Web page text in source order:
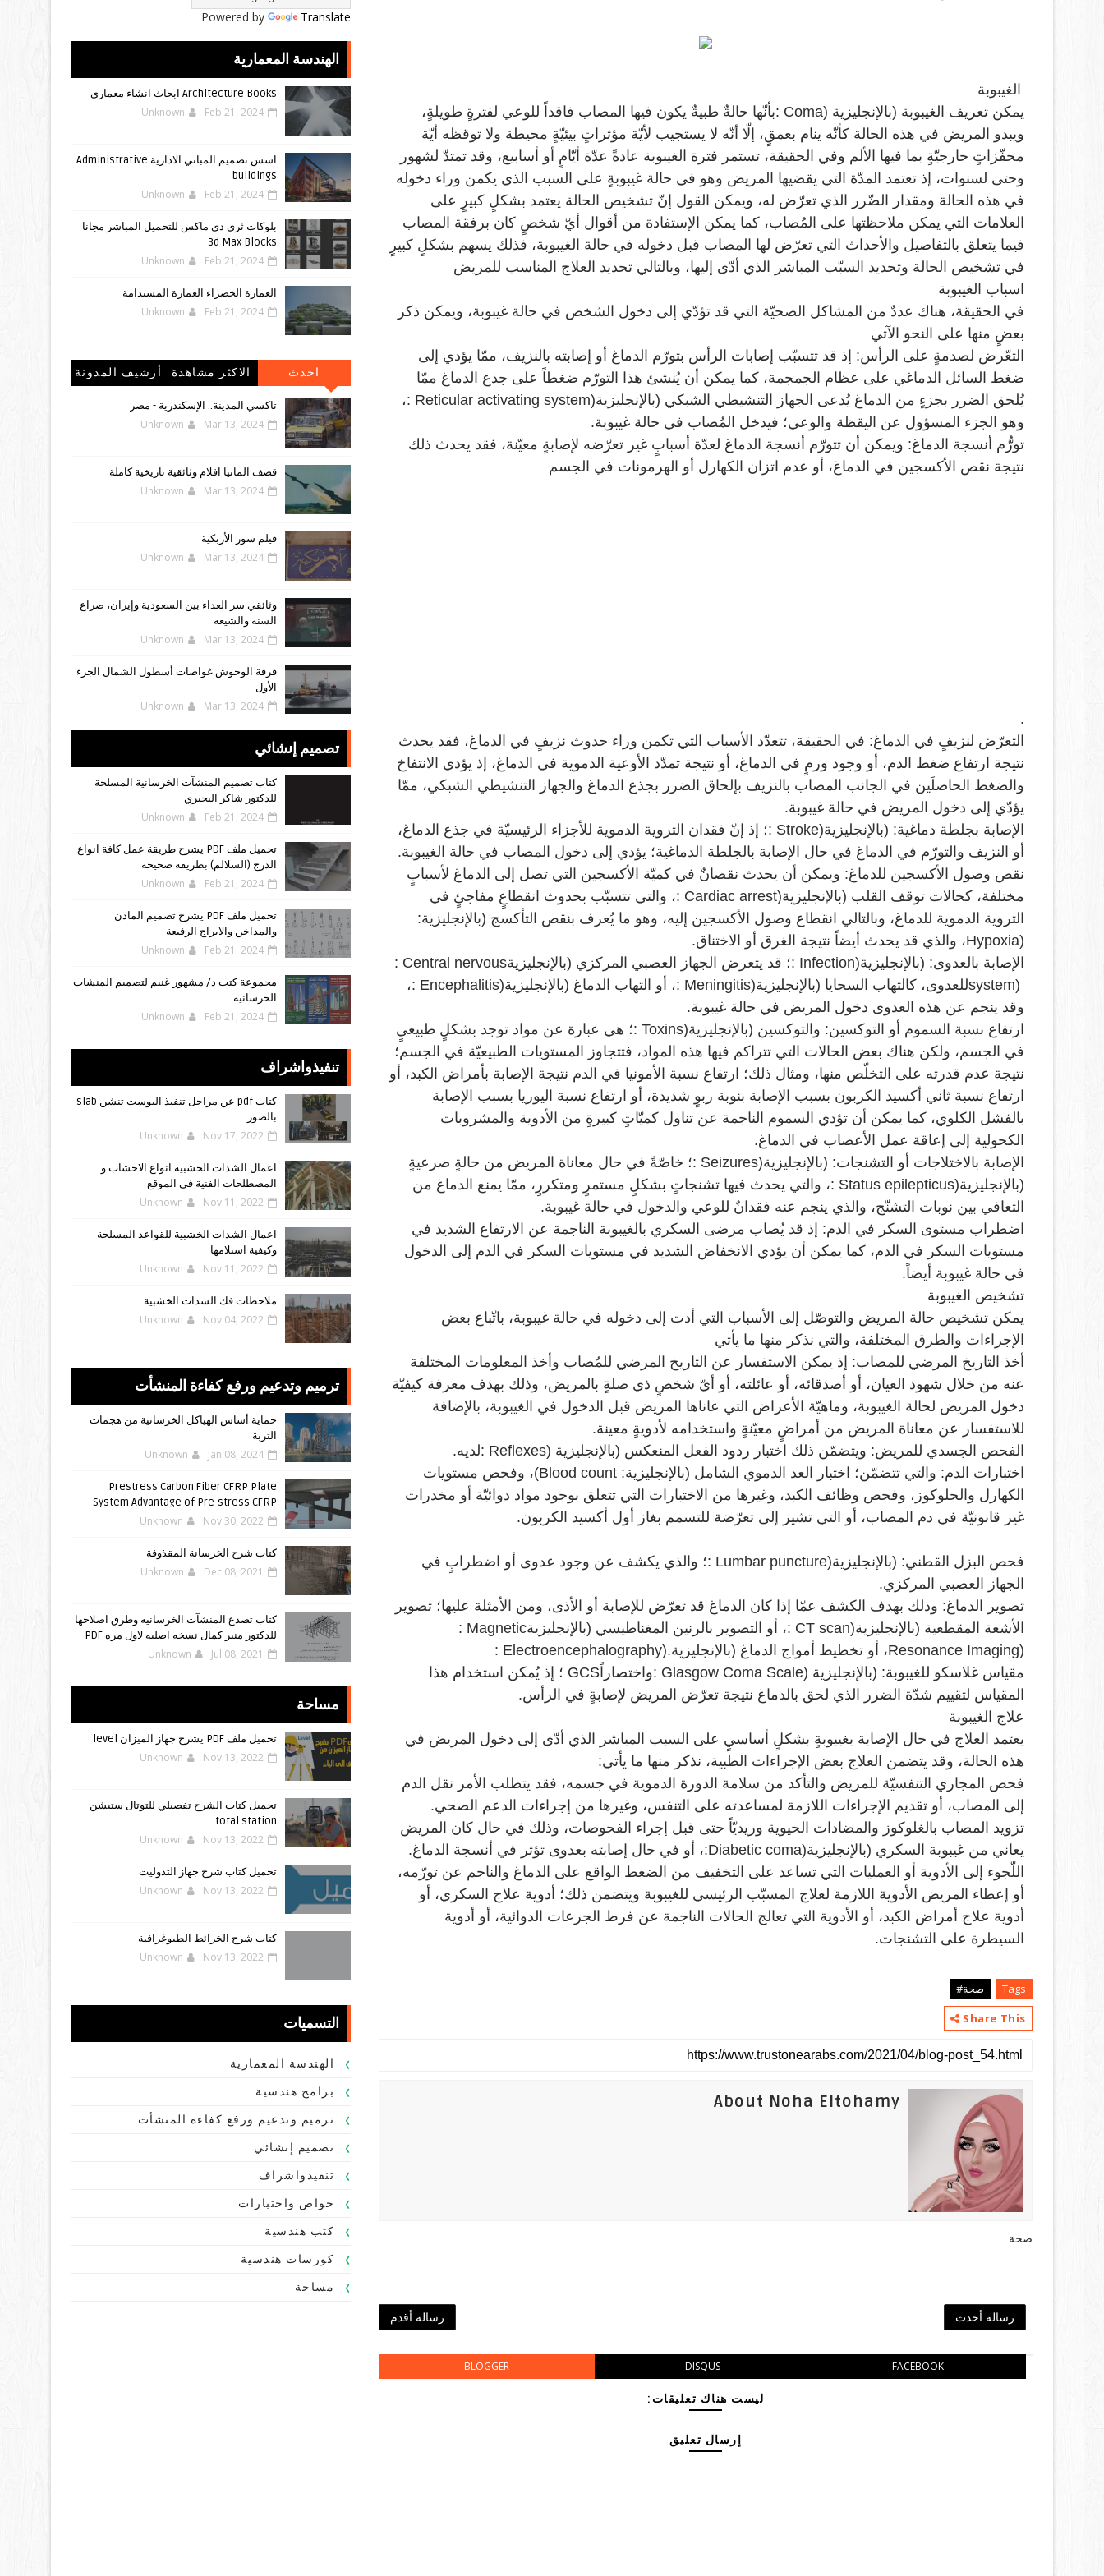
الغيبوبة
يمكن تعريف الغيبوبة (بالإنجليزية : Coma)بأنّها حالةٌ طبيةٌ يكون فيها المصاب فاقداً للوعي لفترةٍ طويلةٍ،
ويبدو المريض في هذه الحالة كأنّه ينام بعمقٍ، إلّا أنّه لا يستجيب لأيّة مؤثراتٍ بيئيّةٍ محيطة ولا توقظه أيّة
محفّزاتٍ خارجيّةٍ بما فيها الألم وفي الحقيقة، تستمر فترة الغيبوبة عادةً عدّة أيّامٍ أو أسابيع، وقد تمتدّ لشهور
وحتى لسنوات، إذ تعتمد المدّة التي يقضيها المريض وهو في حالة غيبوبةٍ على السبب الذي يكمن وراء دخوله
في هذه الحالة ومقدار الضّرر الذي تعرّض له، ويمكن القول إنّ تشخيص الحالة يعتمد بشكلٍ كبيرٍ على
العلامات التي يمكن ملاحظتها على المُصاب، كما يمكن الإستفادة من أقوال أيّ شخصٍ كان برفقة المصاب
فيما يتعلق بالتفاصيل والأحداث التي تعرّض لها المصاب قبل دخوله في حالة الغيبوبة، فذلك يسهم بشكلٍ كبيرٍ
في تشخيص الحالة وتحديد السبّب المباشر الذي أدّى إليها، وبالتالي تحديد العلاج المناسب للمريض
اسباب الغيبوبة
في الحقيقة، هناك عددٌ من المشاكل الصحيّة التي قد تؤدّي إلى دخول الشخص في حالة غيبوبة، ويمكن ذكر
بعضٍ منها على النحو الآتي
التعّرض لصدمةٍ على الرأس: إذ قد تتسبّب إصابات الرأس بتورّم الدماغ أو إصابته بالنزيف، ممّا يؤدي إلى
ضغط السائل الدماغي على عظام الجمجمة، كما يمكن أن يُنشئ هذا التورّم ضغطاً على جذع الدماغ ممّا
يُلحق الضرر بجزءٍ من الدماغ يُدعى الجهاز التنشيطي الشبكي (بالإنجليزية: Reticular activating system)،
وهو الجزء المسؤول عن اليقظة والوعي؛ فيدخل المُصاب في حالة غيبوبة.
تورُّم أنسجة الدماغ: ويمكن أن تتورّم أنسجة الدماغ لعدّة أسبابٍ غير تعرّضه لإصابةٍ معيّنة، فقد يحدث ذلك
نتيجة نقص الأكسجين في الدماغ، أو عدم اتزان الكهارل أو الهرمونات في الجسم
.
التعرّض لنزيفٍ في الدماغ: في الحقيقة، تتعدّد الأسباب التي تكمن وراء حدوث نزيفٍ في الدماغ، فقد يحدث
نتيجة ارتفاع ضغط الدم، أو وجود ورمٍ في الدماغ، أو نتيجة تمدّد الأوعية الدموية في الدماغ، إذ يؤدي الانتفاخ
والضغط الحاصلَين في الجانب المصاب بالنزيف بإلحاق الضرر بجذع الدماغ والجهاز التنشيطي الشبكي، ممّا
يؤدّي إلى دخول المريض في حالة غيبوبة.
الإصابة بجلطة دماغية: (بالإنجليزية: Stroke)؛ إذ إنّ فقدان التروية الدموية للأجزاء الرئيسيّة في جذع الدماغ،
أو النزيف والتورّم في الدماغ في حال الإصابة بالجلطة الدماغية؛ يؤدي إلى دخول المصاب في حالة الغيبوبة.
نقص وصول الأكسجين للدماغ: ويمكن أن يحدث نقصانٌ في كميّة الأكسجين التي تصل إلى الدماغ لأسبابٍ
مختلفة، كحالات توقف القلب (بالإنجليزية: Cardiac arrest)، والتي تتسبّب بحدوث انقطاعٍ مفاجئٍ في
التروية الدموية للدماغ، وبالتالي انقطاع وصول الأكسجين إليه، وهو ما يُعرف بنقص التأكسج (بالإنجليزية:
Hypoxia)، والذي قد يحدث أيضاً نتيجة الغرق أو الاختناق.
الإصابة بالعدوى: (بالإنجليزية: Infection)؛ قد يتعرض الجهاز العصبي المركزي (بالإنجليزية: Central nervous
system)للعدوى، كالتهاب السحايا (بالإنجليزية: Meningitis)، أو التهاب الدماغ (بالإنجليزية: Encephalitis)،
وقد ينجم عن هذه العدوى دخول المريض في حالة غيبوبة.
ارتفاع نسبة السموم أو التوكسين: والتوكسين (بالإنجليزية: Toxins)؛ هي عبارة عن مواد توجد بشكلٍ طبيعيٍ
في الجسم، ولكن هناك بعض الحالات التي تتراكم فيها هذه المواد، فتتجاوز المستويات الطبيعيّة في الجسم؛
نتيجة عدم قدرته على التخلّص منها، ومثال ذلك؛ ارتفاع نسبة الأمونيا في الدم نتيجة الإصابة بأمراض الكبد، أو
ارتفاع نسبة ثاني أكسيد الكربون بسبب الإصابة بنوبة ربوٍ شديدة، أو ارتفاع نسبة اليوريا بسبب الإصابة
بالفشل الكلوي، كما يمكن أن تؤدي السموم الناجمة عن تناول كميّاتٍ كبيرةٍ من الأدوية والمشروبات
الكحولية إلى إعاقة عمل الأعصاب في الدماغ.
الإصابة بالاختلاجات أو التشنجات: (بالإنجليزية: Seizures)؛ خاصّةً في حال معاناة المريض من حالةٍ صرعيةٍ
(بالإنجليزية: Status epilepticus)، والتي يحدث فيها تشنجاتٍ بشكلٍ مستمرٍ ومتكررٍ، ممّا يمنع الدماغ من
التعافي بين نوبات التشنّج، والذي ينجم عنه فقدانٌ للوعي والدخول في حالة غيبوبة.
اضطراب مستوى السكر في الدم: إذ قد يُصاب مرضى السكري بالغيبوبة الناجمة عن الارتفاع الشديد في
مستويات السكر في الدم، كما يمكن أن يؤدي الانخفاض الشديد في مستويات السكر في الدم إلى الدخول
في حالة غيبوبة أيضاً.
تشخيص الغيبوبة
يمكن تشخيص حالة المريض والتوصّل إلى الأسباب التي أدت إلى دخوله في حالة غيبوبة، باتّباع بعض
الإجراءات والطرق المختلفة، والتي نذكر منها ما يأتي
أخذ التاريخ المرضي للمصاب: إذ يمكن الاستفسار عن التاريخ المرضي للمُصاب وأخذ المعلومات المختلفة
عنه من خلال شهود العيان، أو أصدقائه، أو عائلته، أو أيّ شخصٍ ذي صلةٍ بالمريض، وذلك بهدف معرفة كيفيّة
دخول المريض لحالة الغيبوبة، وماهيّة الأعراض التي عاناها المريض قبل الدخول في الغيبوبة، بالإضافة
للاستفسار عن معاناة المريض من أمراضٍ معيّنةٍ واستخدامه لأدويةٍ معينة.
الفحص الجسدي للمريض: ويتضمّن ذلك اختبار ردود الفعل المنعكس (بالإنجليزية : Reflexes)لديه.
اختبارات الدم: والتي تتضمّن؛ اختبار العد الدموي الشامل (بالإنجليزية: Blood count)، وفحص مستويات
الكهارل والجلوكوز، وفحص وظائف الكبد، وغيرها من الاختبارات التي تتعلق بوجود مواد دوائيّة أو مخدرات
غير قانونيّة في دم المصاب، أو التي تشير إلى تعرّضة للتسمم بغاز أول أكسيد الكربون.
فحص البزل القطني: (بالإنجليزية: Lumbar puncture)؛ والذي يكشف عن وجود عدوى أو اضطرابٍ في
الجهاز العصبي المركزي.
تصوير الدماغ: وذلك بهدف الكشف عمّا إذا كان الدماغ قد تعرّض للإصابة أو الأذى، ومن الأمثلة عليها؛ تصوير
الأشعة المقطعية (بالإنجليزية: CT scan)، أو التصوير بالرنين المغناطيسي (بالإنجليزية: Magnetic
Resonance Imaging)، أو تخطيط أمواج الدماغ (بالإنجليزية: Electroencephalography).
مقياس غلاسكو للغيبوبة: (بالإنجليزية : Glasgow Coma Scale)واختصاراً GCS ؛ إذ يُمكن استخدام هذا
المقياس لتقييم شدّة الضرر الذي لحق بالدماغ نتيجة تعرّض المريض لإصابةٍ في الرأس.
علاج الغيبوبة
يعتمد العلاج في حال الإصابة بغيبوبةٍ بشكلٍ أساسيٍ على السبب المباشر الذي أدّى إلى دخول المريض في
هذه الحالة، وقد يتضمن العلاج بعض الإجراءات الطبية، نذكر منها ما يأتي:
فحص المجاري التنفسيّة للمريض والتأكد من سلامة الدورة الدموية في جسمه، فقد يتطلب الأمر نقل الدم
إلى المصاب، أو تقديم الإجراءات اللازمة لمساعدته على التنفس، وغيرها من إجراءات الدعم الصحي.
تزويد المصاب بالغلوكوز والمضادات الحيوية وريديّاً حتى قبل إجراء الفحوصات، وذلك في حال كان المريض
يعاني من غيبوبة السكري (بالإنجليزية:Diabetic coma)، أو في حال إصابته بعدوى تؤثر في أنسجة الدماغ.
اللّجوء إلى الأدوية أو العمليات التي تساعد على التخفيف من الضغط الواقع على الدماغ والناجم عن تورّمه،
أو إعطاء المريض الأدوية اللازمة لعلاج المسبّب الرئيسي للغيبوبة ويتضمن ذلك؛ أدوية علاج السكري، أو
أدوية علاج أمراض الكبد، أو الأدوية التي تعالج الحالات الناجمة عن فرط الجرعات الدوائية، أو أدوية
السيطرة على التشنجات.
Tags
صحة#
Share This
About Noha Eltohamy
صحة
رسالة أحدث رسالة أقدم
BLOGGER DISQUS FACEBOOK
ليست هناك تعليقات:
إرسال تعليق
Powered by Translate
الهندسة المعمارية
Architecture Books ابحاث انشاء معمارى
Unknown Feb 21, 2024
اسس تصميم المباني الادارية Administrative
buildings
Unknown Feb 21, 2024
بلوكات ثري دي ماكس للتحميل المباشر مجانا
3d Max Blocks
Unknown Feb 21, 2024
العمارة الخضراء العمارة المستدامة
Unknown Feb 21, 2024
احدث
المشاركات
الاكثر مشاهدة
أرشيف المدونة
تاكسي المدينة.. الإسكندرية - مصر
Unknown Mar 13, 2024
قصف المانيا افلام وثائقية تاريخية كاملة
Unknown Mar 13, 2024
فيلم سور الأزبكية
Unknown Mar 13, 2024
وثائقي سر العداء بين السعودية وإيران، صراع
السنة والشيعة
Unknown Mar 13, 2024
فرقة الوحوش غواصات أسطول الشمال الجزء
الأول
Unknown Mar 13, 2024
تصميم إنشائي
كتاب تصميم المنشآت الخرسانية المسلحة
للدكتور شاكر البحيري
Unknown Feb 21, 2024
تحميل ملف PDF يشرح طريقة عمل كافة انواع
الدرج (السلالم) بطريقة صحيحة
Unknown Feb 21, 2024
تحميل ملف PDF يشرح تصميم الماذن
والمداخن والابراج الرفيعة
Unknown Feb 21, 2024
مجموعة كتب د/ مشهور غنيم لتصميم المنشات
الخرسانية
Unknown Feb 21, 2024
تنفيذواشراف
كتاب pdf عن مراحل تنفيذ البوست تنشن slab
بالصور
Unknown Nov 17, 2022
اعمال الشدات الخشبية انواع الاخشاب و
المصطلحات الفنية فى الموقع
Unknown Nov 11, 2022
اعمال الشدات الخشبية للقواعد المسلحة
وكيفية استلامها
Unknown Nov 11, 2022
ملاحظات فك الشدات الخشبية
Unknown Nov 04, 2022
ترميم وتدعيم ورفع كفاءة المنشأت
حماية أساس الهياكل الخرسانية من هجمات
التربة
Unknown Jan 08, 2024
Prestress Carbon Fiber CFRP Plate
System Advantage of Pre-stress CFRP
Unknown Nov 30, 2022
كتاب شرح الخرسانة المقذوفة
Unknown Dec 08, 2021
كتاب تصدع المنشآت الخرسانيه وطرق اصلاحها
للدكتور منير كمال نسخه اصليه لاول مره PDF
Unknown Jul 08, 2021
مساحة
تحميل ملف PDF يشرح جهاز الميزان level
Unknown Nov 13, 2022
تحميل كتاب الشرح تفصيلي للتوتال ستيشن
total station
Unknown Nov 13, 2022
تحميل كتاب شرح جهاز التدوليت
Unknown Nov 13, 2022
كتاب شرح الخرائط الطبوغرافية
Unknown Nov 13, 2022
التسميات
الهندسة المعمارية
برامج هندسية
ترميم وتدعيم ورفع كفاءة المنشأت
تصميم إنشائي
تنفيذواشراف
خواص واختبارات
كتب هندسية
كورسات هندسية
مساحة